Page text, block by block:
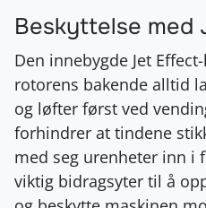
Beskyttelse med
Den innebygde Jet
rotorens bakende alltid
og løfter først ved
forhindrer at tindene
med seg urenheter inn i
viktig bidragsyter til å